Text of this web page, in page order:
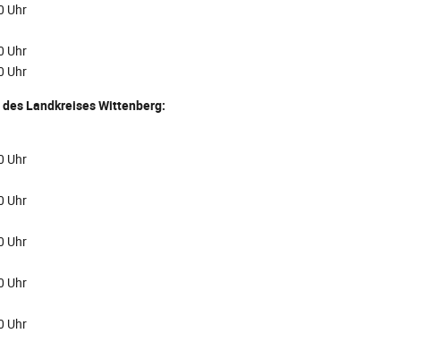
Uhr
Uhr
Uhr
Landkreises Wittenberg:
Uhr
Uhr
Uhr
Uhr
Uhr